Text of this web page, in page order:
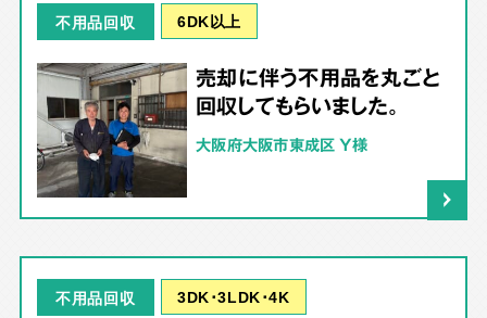
不用品回収 6DK以上
売却に伴う不用品を丸ごと
回収してもらいました。
大阪府大阪市東成区 Y様
不用品回収 3DK･3LDK･4K